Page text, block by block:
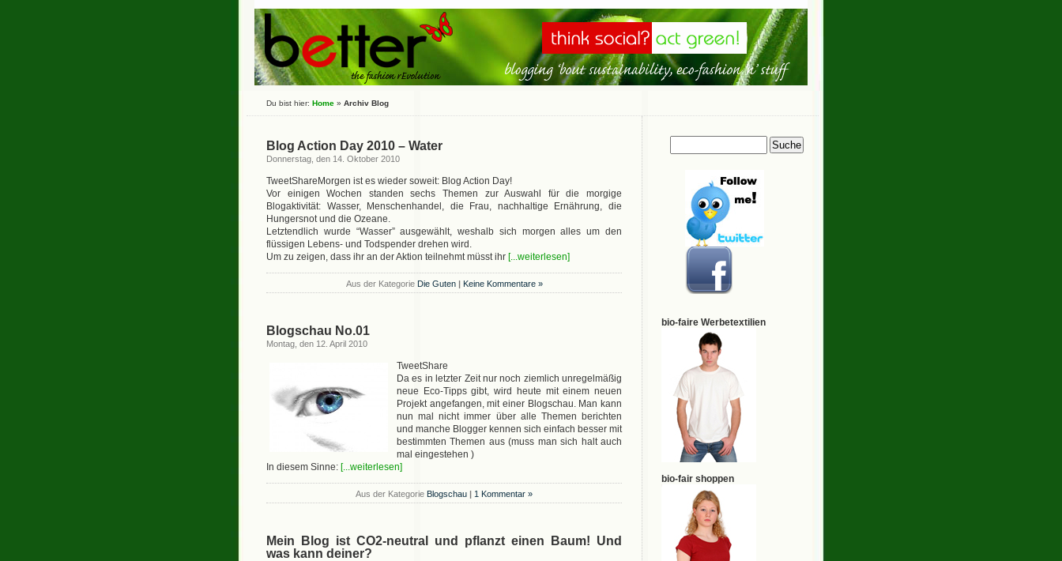
Du bist hier: Home » Archiv Blog
Blog Action Day 2010 – Water
Donnerstag, den 14. Oktober 2010
TweetShareMorgen ist es wieder soweit: Blog Action Day!
Vor einigen Wochen standen sechs Themen zur Auswahl für die morgige
Blogaktivität: Wasser, Menschenhandel, die Frau, nachhaltige Ernährung, die
Hungersnot und die Ozeane.
Letztendlich wurde “Wasser” ausgewählt, weshalb sich morgen alles um den
flüssigen Lebens- und Todspender drehen wird.
Um zu zeigen, dass ihr an der Aktion teilnehmt müsst ihr [...weiterlesen]
Aus der Kategorie Die Guten | Keine Kommentare »
Blogschau No.01
Montag, den 12. April 2010
TweetShare
Da es in letzter Zeit nur noch ziemlich unregelmäßig
neue Eco-Tipps gibt, wird heute mit einem neuen
Projekt angefangen, mit einer Blogschau. Man kann
nun mal nicht immer über alle Themen berichten
und manche Blogger kennen sich einfach besser mit
bestimmten Themen aus (muss man sich halt auch
mal eingestehen )
In diesem Sinne: [...weiterlesen]
Aus der Kategorie Blogschau | 1 Kommentar »
Mein Blog ist CO2-neutral und pflanzt einen Baum! Und
was kann deiner?
bio-faire Werbetextilien
bio-fair shoppen